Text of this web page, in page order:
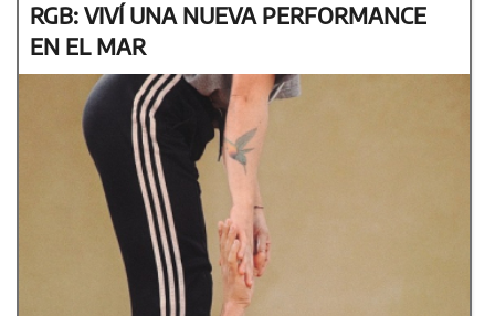
RGB: VIVÍ UNA NUEVA PERFORMANCE
EN EL MAR